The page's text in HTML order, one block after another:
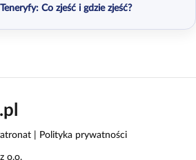
Co zjeść i gdzie zjeść?
Polityka prywatności
o.o.